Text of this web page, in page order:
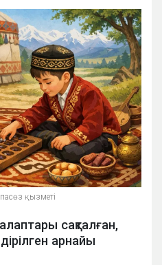
қызметі
сақталған,
арнайы